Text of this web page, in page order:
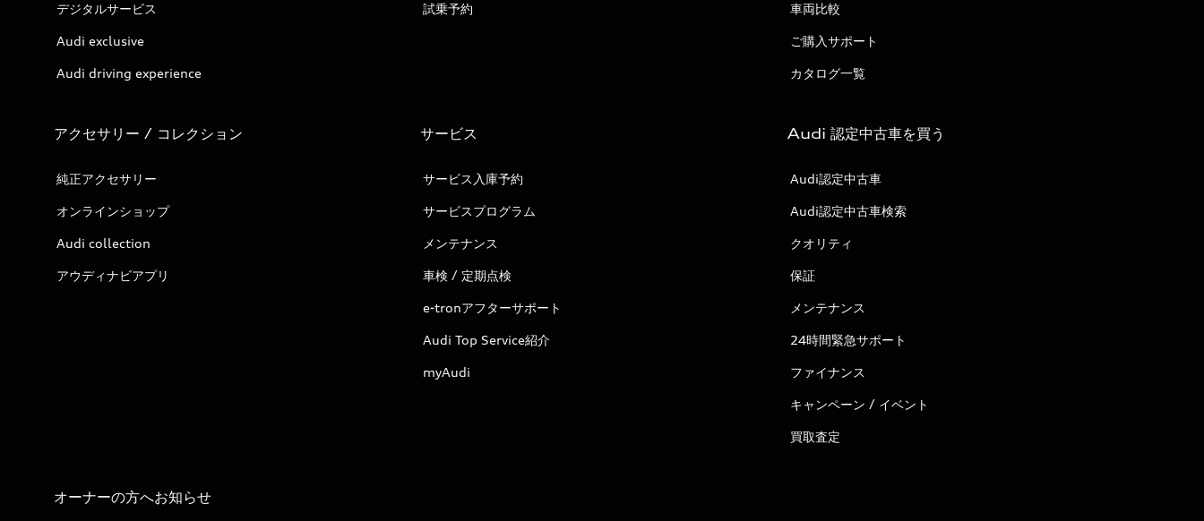
デジタルサービス
Audi exclusive
Audi driving experience
試乗予約 車両比較
ご購入サポート
カタログ一覧
アクセサリー / コレクション
純正アクセサリー
オンラインショップ
Audi collection
アウディナビアプリ
サービス
サービス入庫予約
サービスプログラム
メンテナンス
車検 / 定期点検
e-tronアフターサポート
Audi Top Service紹介
myAudi
Audi 認定中古車を買う
Audi認定中古車
Audi認定中古車検索
クオリティ
保証
メンテナンス
24時間緊急サポート
ファイナンス
キャンペーン / イベント
買取査定
オーナーの方へお知らせ